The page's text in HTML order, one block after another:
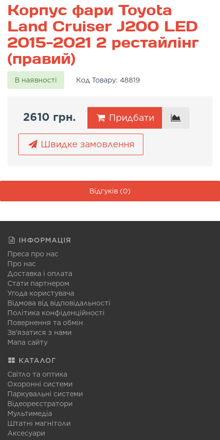
Корпус фари Toyota
Land Cruiser J200 LED
2015-2021 2 рестайлінг
(правий)
В наявності Код Товару: 48819
2610 грн. Придбати
Швидке замовлення
Відгуків (0)
ІНФОРМАЦІЯ
Преса про нас
Про нас
Доставка і оплата
Стати партнером
Угода користувача
Відмова від відповідальності
Політика конфіденційності
Повернення та обмін
Зв'язатися з нами
Мапа сайту
КАТАЛОГ
Світло та оптика
Охоронні системи
Паркувальні системи
Відеореєстратори
Мультимедіа
Штатні магнітоли
Аксесуари